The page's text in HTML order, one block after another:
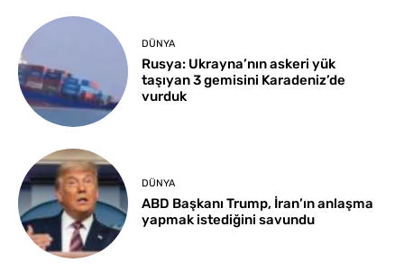
DÜNYA
Rusya: Ukrayna’nın askeri yük
taşıyan 3 gemisini Karadeniz’de
vurduk
DÜNYA
ABD Başkanı Trump, İran’ın anlaşma
yapmak istediğini savundu